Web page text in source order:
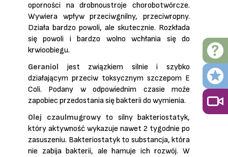
oporności na drobnoustroje chorobotwórcze.
Wywiera wpływ przeciwgnilny, przeciwropny.
Działa bardzo powoli, ale skutecznie. Rozkłada
się powoli i bardzo wolno wchłania się do
krwioobiegu.
Geraniol jest związkiem silnie i szybko
działającym przeciw toksycznym szczepom E
Coli. Podany w odpowiednim czasie może
zapobiec przedostania się bakterii do wymienia.
Olej czaulmugrowyto silny bakteriostatyk,
który aktywność wykazuje nawet 2 tygodnie po
zasuszeniu. Bakteriostatyk to substancja, która
nie zabija bakterii, ale hamuje ich rozwój. W